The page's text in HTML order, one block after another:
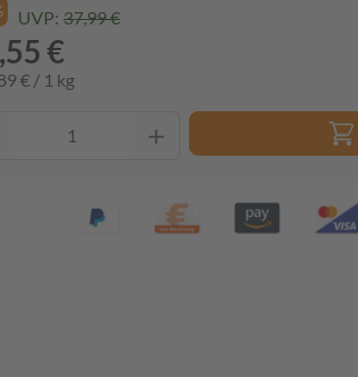
UVP: 37,99 €
€
€ / 1 kg